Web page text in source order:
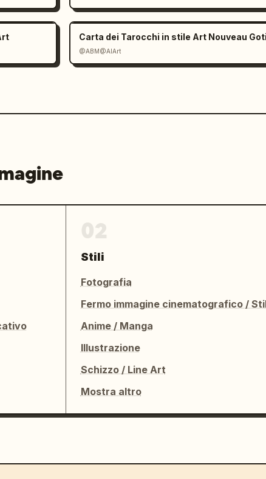
Carta dei Tarocchi in stile Art Nouveau
@ABM@AIArt
Stili
Fotografia
Anime / Manga
Illustrazione
Schizzo / Line Art
Mostra altro